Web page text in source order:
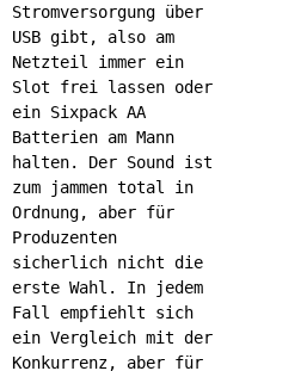
Stromversorgung über
USB gibt, also am
Netzteil immer ein
Slot frei lassen oder
ein Sixpack AA
Batterien am Mann
halten. Der Sound ist
zum jammen total in
Ordnung, aber für
Produzenten
sicherlich nicht die
erste Wahl. In jedem
Fall empfiehlt sich
ein Vergleich mit der
Konkurrenz, aber für